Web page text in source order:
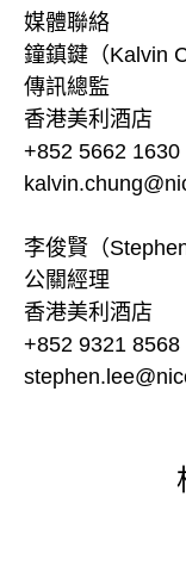
媒體聯絡
鐘鎮鍵（Kalvin
傳訊總監
香港美利酒店
+852 5662 1630
李俊賢（
公關經理
香港美利酒店
+852 9321 8568